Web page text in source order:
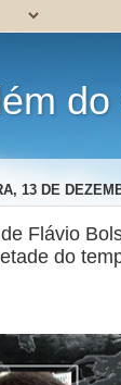
13 DE
Flávio
do